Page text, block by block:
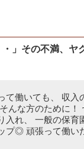
」その不満、
て働いても、 収
んな方のために
入れ、 一般の保育
プ◎ 頑張って働い